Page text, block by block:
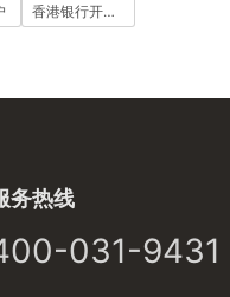
香港银行开户流程
务热线
031-9431